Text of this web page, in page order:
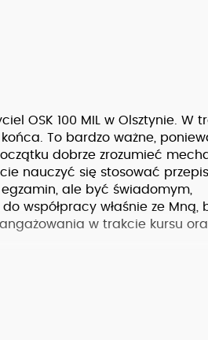
OSK 100 MIL w Olsztynie. W
To bardzo ważne,
dobrze zrozumieć
nauczyć się stosować
ale być świadomym,
współpracy właśnie ze Mną,
w trakcie kursu